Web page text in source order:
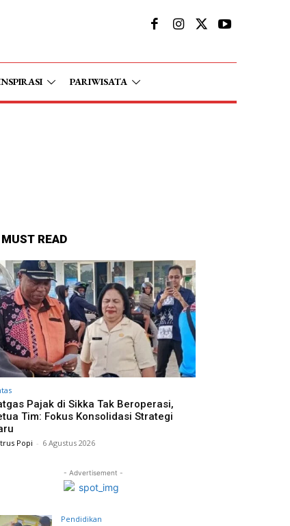
PARIWISATA
MUST READ
Pajak di Sikka Tak Beroperasi,
Tim: Fokus Konsolidasi Strategi
Popi - 6 Agustus 2026
- Advertisement -
Pendidikan